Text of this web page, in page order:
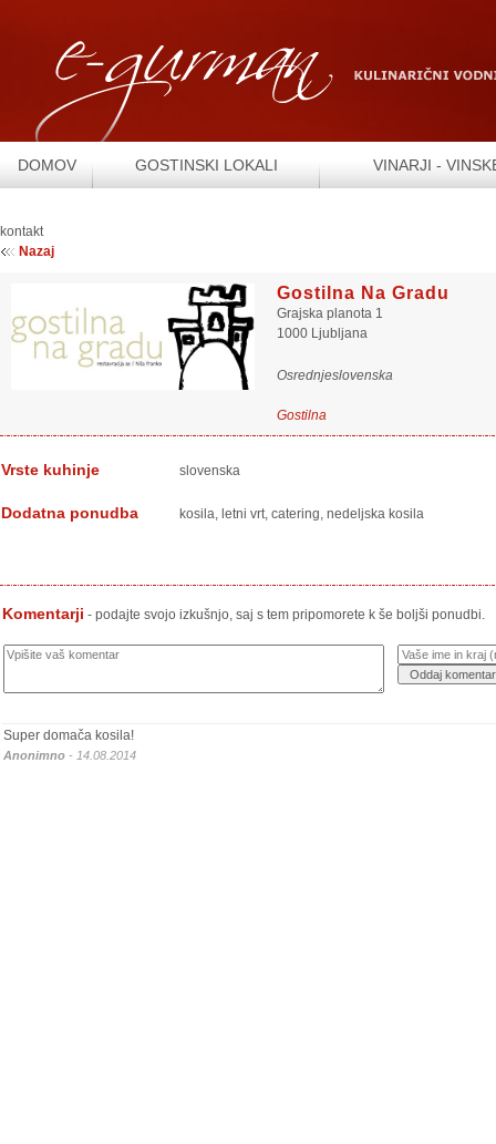
DOMOV GOSTINSKI LOKALI VINARJI -
kontakt
Nazaj
Gostilna Na Gradu
Grajska planota 1
1000 Ljubljana
Osrednjeslovenska
Gostilna
Vrste kuhinje slovenska
Dodatna ponudba kosila, letni vrt, catering, nedeljska kosila
Komentarji - podajte svojo izkušnjo, saj s tem pripomorete k še boljši ponudbi.
Super domača kosila!
Anonimno - 14.08.2014